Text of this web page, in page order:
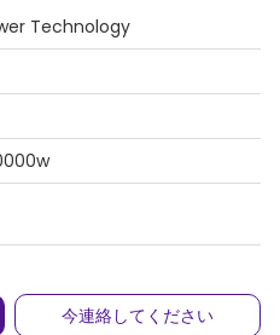
Technology
今連絡してください